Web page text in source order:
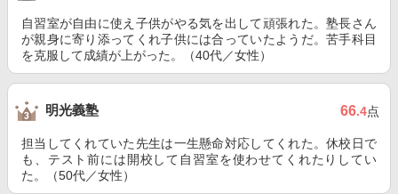
自習室が自由に使え子供がやる気を出して頑張れた。塾長さん
が親身に寄り添ってくれ子供には合っていたようだ。苦手科目
を克服して成績が上がった。（40代／女性）
明光義塾 66.4点
担当してくれていた先生は一生懸命対応してくれた。休校日で
も、テスト前には開校して自習室を使わせてくれたりしてい
た。（50代／女性）